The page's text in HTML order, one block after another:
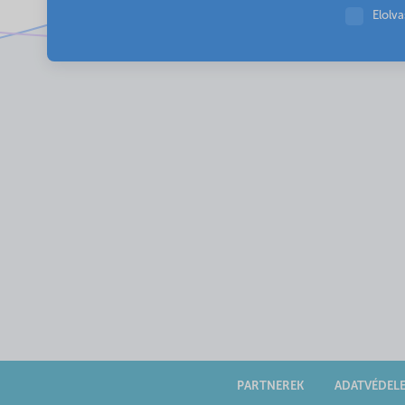
PARTNEREK